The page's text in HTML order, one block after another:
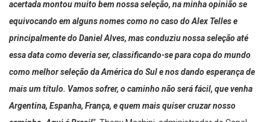
acertada montou muito bem nossa seleção, na minha opinião se
equivocando em alguns nomes como no caso do Alex Telles e
principalmente do Daniel Alves, mas conduziu nossa seleção até
essa data como deveria ser, classificando-se para copa do mundo
como melhor seleção da América do Sul e nos dando esperança de
mais um título. Vamos sofrer, o caminho não será fácil, que venha
Argentina, Espanha, França, e quem mais quiser cruzar nosso